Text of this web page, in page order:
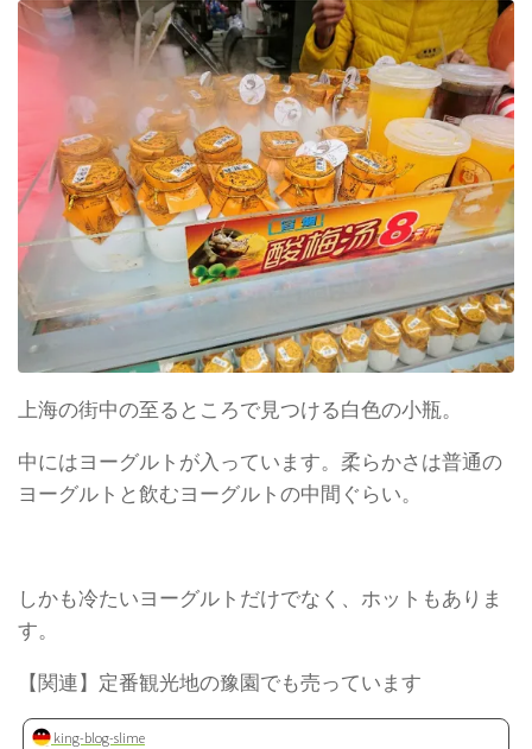
上海の街中の至るところで見つける白色の小瓶。
中にはヨーグルトが入っています。柔らかさは普通の
ヨーグルトと飲むヨーグルトの中間ぐらい。
しかも冷たいヨーグルトだけでなく、ホットもありま
す。
【関連】定番観光地の豫園でも売っています
king-blog-slime